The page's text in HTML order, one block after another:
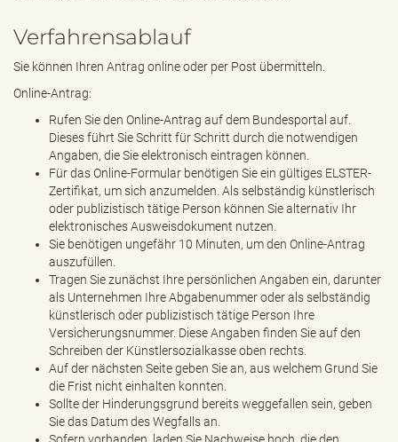
Verfahrensablauf
Sie können Ihren Antrag online oder per Post übermitteln.
Online-Antrag:
Rufen Sie den Online-Antrag auf dem Bundesportal auf.
Dieses führt Sie Schritt für Schritt durch die notwendigen
Angaben, die Sie elektronisch eintragen können.
Für das Online-Formular benötigen Sie ein gültiges ELSTER-
Zertifikat, um sich anzumelden. Als selbständig künstlerisch
oder publizistisch tätige Person können Sie alternativ Ihr
elektronisches Ausweisdokument nutzen.
Sie benötigen ungefähr 10 Minuten, um den Online-Antrag
auszufüllen.
Tragen Sie zunächst Ihre persönlichen Angaben ein, darunter
als Unternehmen Ihre Abgabenummer oder als selbständig
künstlerisch oder publizistisch tätige Person Ihre
Versicherungsnummer. Diese Angaben finden Sie auf den
Schreiben der Künstlersozialkasse oben rechts.
Auf der nächsten Seite geben Sie an, aus welchem Grund Sie
die Frist nicht einhalten konnten.
Sollte der Hinderungsgrund bereits weggefallen sein, geben
Sie das Datum des Wegfalls an.